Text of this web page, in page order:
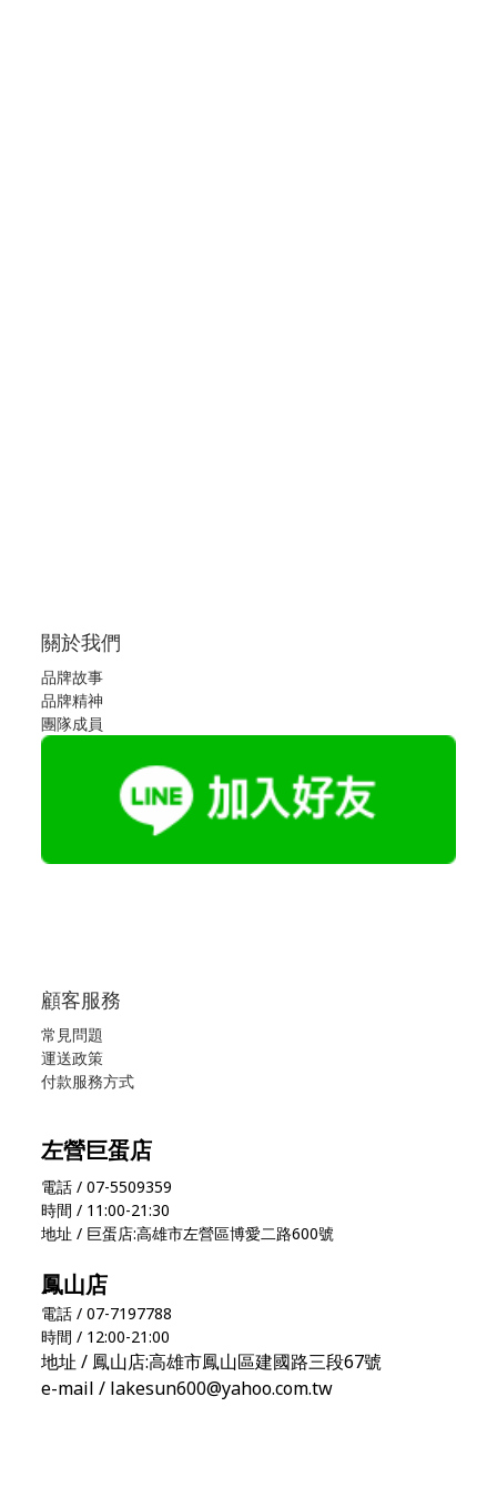
關於我們
品牌故事
品牌精神
團隊成員
顧客服務
常見問題
運送政策
付款服務方式
左營巨蛋店
電話 / 07-5509359
時間 / 11:00-21:30
地址 / 巨蛋店:高雄市左營區博愛二路600號
鳳山店
電話 / 07-7197788
時間 / 12:00-21:00
地址 / 鳳山店:高雄市鳳山區建國路三段67號
e-mail / lakesun600@yahoo.com.tw